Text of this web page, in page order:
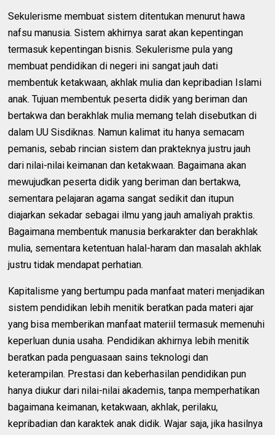
Sekulerisme membuat sistem ditentukan menurut hawa
nafsu manusia. Sistem akhirnya sarat akan kepentingan
termasuk kepentingan bisnis. Sekulerisme pula yang
membuat pendidikan di negeri ini sangat jauh dati
membentuk ketakwaan, akhlak mulia dan kepribadian Islami
anak. Tujuan membentuk peserta didik yang beriman dan
bertakwa dan berakhlak mulia memang telah disebutkan di
dalam UU Sisdiknas. Namun kalimat itu hanya semacam
pemanis, sebab rincian sistem dan prakteknya justru jauh
dari nilai-nilai keimanan dan ketakwaan. Bagaimana akan
mewujudkan peserta didik yang beriman dan bertakwa,
sementara pelajaran agama sangat sedikit dan itupun
diajarkan sekadar sebagai ilmu yang jauh amaliyah praktis.
Bagaimana membentuk manusia berkarakter dan berakhlak
mulia, sementara ketentuan halal-haram dan masalah akhlak
justru tidak mendapat perhatian.
Kapitalisme yang bertumpu pada manfaat materi menjadikan
sistem pendidikan lebih menitik beratkan pada materi ajar
yang bisa memberikan manfaat materiil termasuk memenuhi
keperluan dunia usaha. Pendidikan akhirnya lebih menitik
beratkan pada penguasaan sains teknologi dan
keterampilan. Prestasi dan keberhasilan pendidikan pun
hanya diukur dari nilai-nilai akademis, tanpa memperhatikan
bagaimana keimanan, ketakwaan, akhlak, perilaku,
kepribadian dan karaktek anak didik. Wajar saja, jika hasilnya